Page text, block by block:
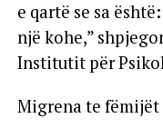
e qartë se sa
një kohe,”
Institutit për
Migrena te